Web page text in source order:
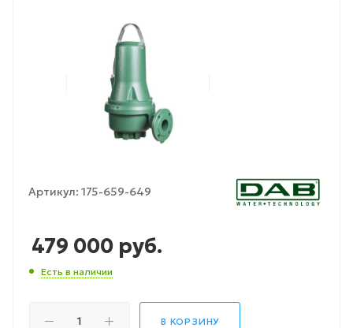
Артикул: 175-659-649
479 000 руб.
Есть в наличии
В КОРЗИНУ